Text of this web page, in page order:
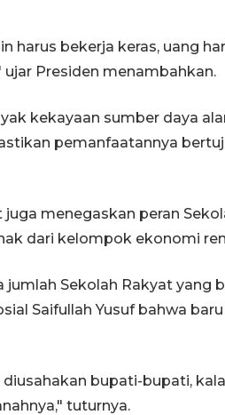
harus bekerja keras, uang
ujar Presiden menambahkan.
kekayaan sumber daya
pemanfaatannya
menegaskan peran
dari kelompok ekonomi
Sekolah Rakyat yang
Saifullah Yusuf bahwa
bupati-bupati,
tuturnya.